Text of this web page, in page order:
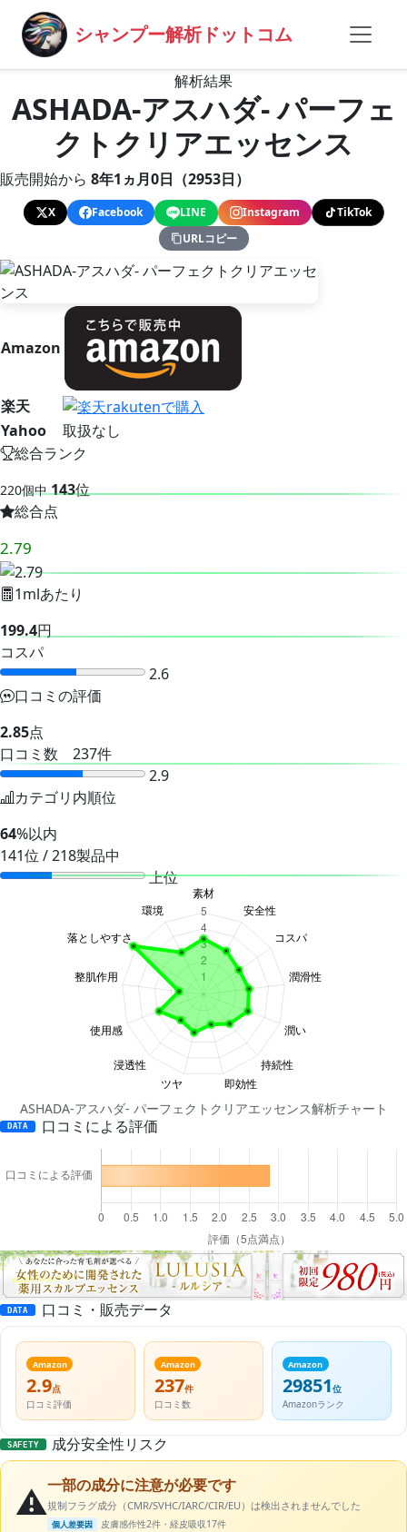
シャンプー解析ドットコム
解析結果
ASHADA-アスハダ- パーフェ
クトクリアエッセンス
販売開始から 8年1ヵ月0日（2953日）
X Facebook LINE Instagram
TikTok
URLコピー
Amazon
楽天
Yahoo
取扱なし
総合ランク
220個中 143位
総合点
2.79
1mlあたり
199.4円
コスパ
2.6
口コミの評価
2.85点
口コミ数 237件
2.9
カテゴリ内順位
64%以内
141位 / 218製品中
上位
ASHADA-アスハダ- パーフェクトクリアエッセンス解析チャート
DATA 口コミによる評価
DATA 口コミ・販売データ
Amazon
2.9点
口コミ評価
Amazon
237件
口コミ数
Amazon
29851位
Amazonランク
SAFETY 成分安全性リスク
⚠️一部の成分に注意が必要です
規制フラグ成分（CMR/SVHC/IARC/CIR/EU）は検出されませんでした
個人差要因 皮膚感作性2件・経皮吸収17件